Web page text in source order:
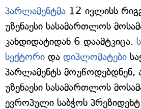
პარლამენტმა 12 ივლისს
უზენაესი სასამართლოს
კანდიდატიდან 6 დაამტკიცა.
სექტორი და დიპლომატები
პარლამენტს მოუწოდებდნენ,
უზენაესი სასამართლოს
ევროპული საბჭოს